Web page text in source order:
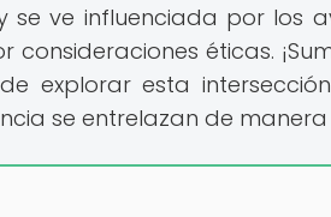
ve influenciada por los
éticas.
explorar esta
se entrelazan de manera